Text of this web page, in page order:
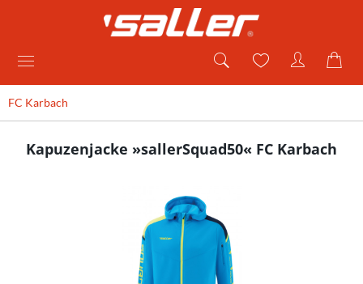
FC Karbach
Kapuzenjacke »sallerSquad50« FC Karbach